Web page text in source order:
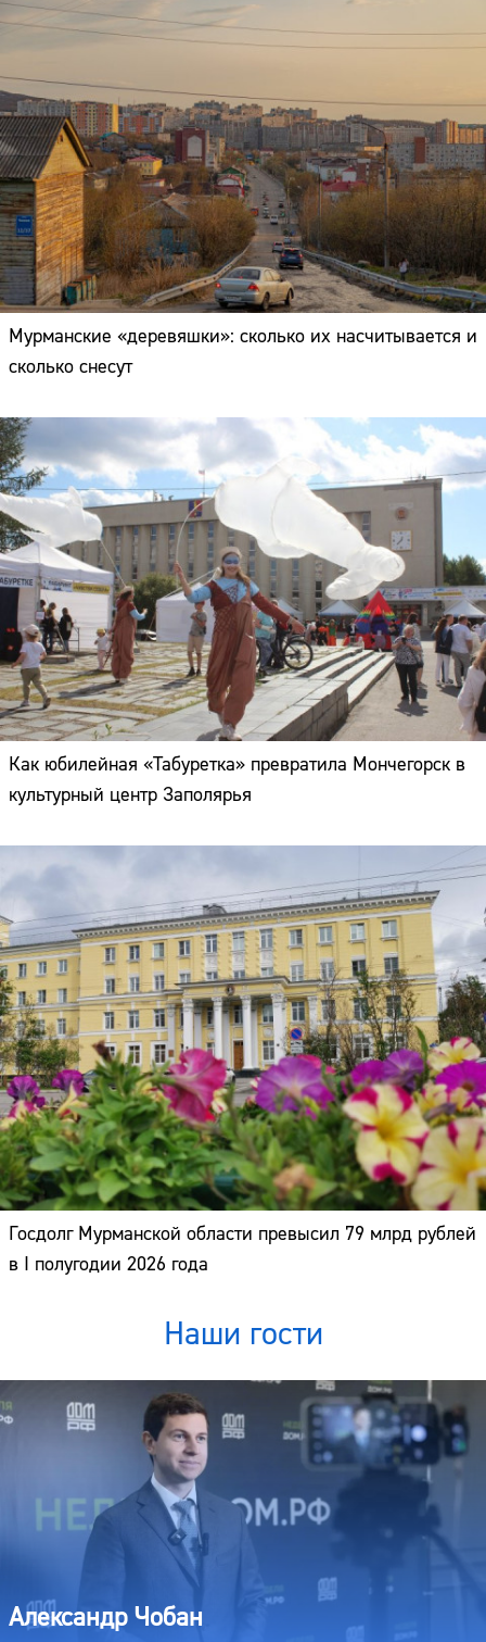
Мурманские «деревяшки»: сколько их насчитывается и
сколько снесут
Как юбилейная «Табуретка» превратила Мончегорск в
культурный центр Заполярья
Госдолг Мурманской области превысил 79 млрд рублей
в I полугодии 2026 года
Наши гости
Александр Чобан